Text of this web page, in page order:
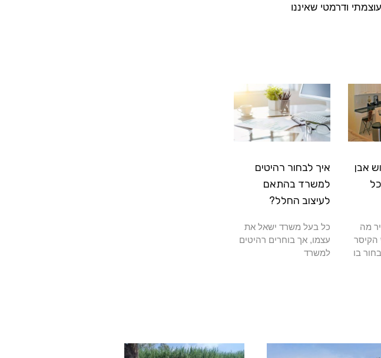
עוצמתי ודרמטי שאיננו
אבן
מה
הקיסר
בו
איך לבחור רהיטים
למשרד בהתאם
לעיצוב החלל?
כל בעל משרד ישאל את
עצמו, אך בוחרים רהיטים
למשרד